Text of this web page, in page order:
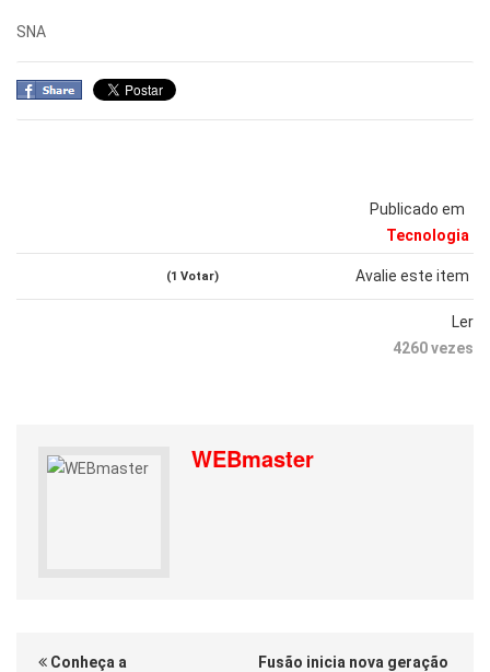
Publicado em
Tecnologia
Avalie este item
(1 Votar)
Ler
4260 vezes
SNA
WEBmaster
Conheça a
Fusão inicia nova geração